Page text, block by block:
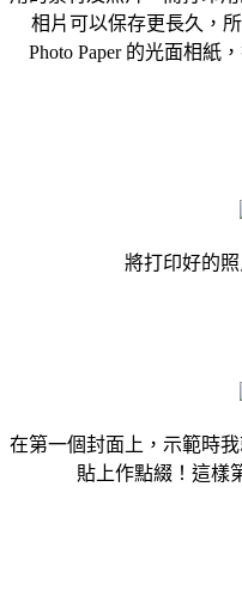
相片可以保存更長久，
Photo Paper 的光面相紙
將打印好的
在第一個封面上，示範時
貼上作點綴！這樣